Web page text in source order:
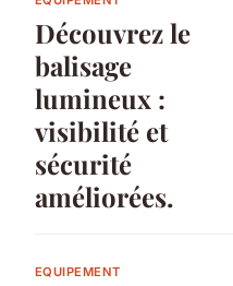
Découvrez le
balisage
lumineux :
visibilité et
sécurité
améliorées.
EQUIPEMENT